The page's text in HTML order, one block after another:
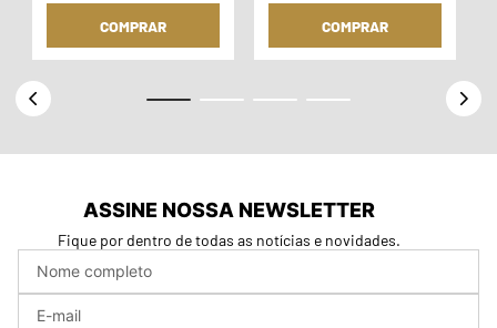
COMPRAR COMPRAR
ASSINE NOSSA NEWSLETTER
Fique por dentro de todas as notícias e novidades.